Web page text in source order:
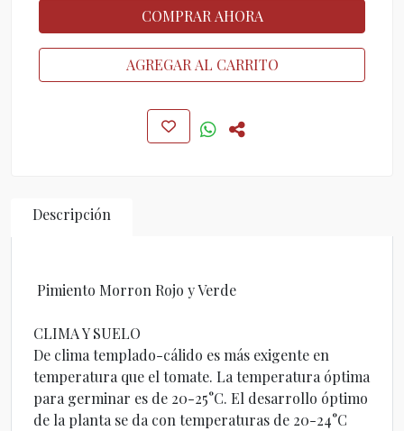
COMPRAR AHORA
AGREGAR AL CARRITO
Descripción
Pimiento Morron Rojo y Verde
CLIMA Y SUELO
De clima templado-cálido es más exigente en
temperatura que el tomate. La temperatura óptima
para germinar es de 20-25°C. El desarrollo óptimo
de la planta se da con temperaturas de 20-24°C